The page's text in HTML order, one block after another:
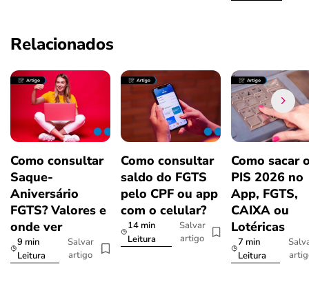
Relacionados
Como consultar
Saque-
Aniversário
FGTS? Valores e
onde ver
9 min
Leitura
Salvar
artigo
Como consultar
saldo do FGTS
pelo CPF ou app
com o celular?
14 min
Leitura
Salvar
artigo
Como sacar
PIS 2026 no
App, FGTS,
CAIXA ou
Lotéricas
7 min
Leitura